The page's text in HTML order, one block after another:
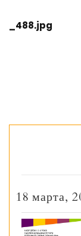
_488.jpg
18 марта,